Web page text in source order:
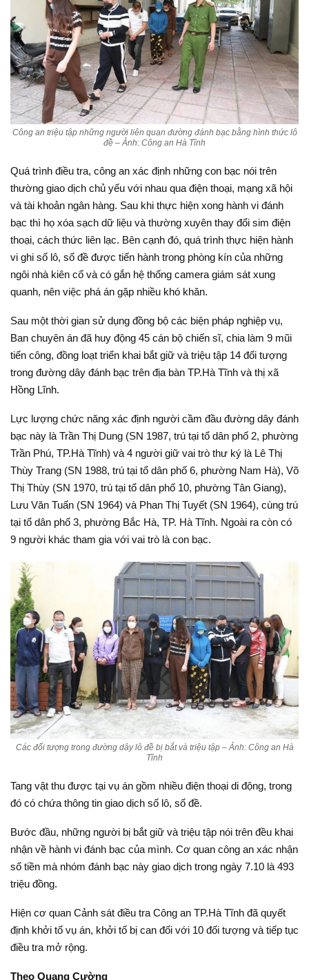
Công an triệu tập những người liên quan đường đánh bạc bằng hình thức lô
đề – Ảnh: Công an Hà Tĩnh
Quá trình điều tra, công an xác định những con bạc nói trên
thường giao dịch chủ yếu với nhau qua điện thoại, mạng xã hội
và tài khoản ngân hàng. Sau khi thực hiện xong hành vi đánh
bạc thì họ xóa sạch dữ liệu và thường xuyên thay đổi sim điện
thoại, cách thức liên lạc. Bên cạnh đó, quá trình thực hiện hành
vi ghi số lô, số đề được tiến hành trong phòng kín của những
ngôi nhà kiên cố và có gắn hệ thống camera giám sát xung
quanh, nên việc phá án gặp nhiều khó khăn.
Sau một thời gian sử dụng đồng bộ các biện pháp nghiệp vụ,
Ban chuyên án đã huy động 45 cán bộ chiến sĩ, chia làm 9 mũi
tiến công, đồng loạt triển khai bắt giữ và triệu tập 14 đối tượng
trong đường dây đánh bạc trên địa bàn TP.Hà Tĩnh và thị xã
Hồng Lĩnh.
Lực lượng chức năng xác định người cầm đầu đường dây đánh
bạc này là Trần Thị Dung (SN 1987, trú tại tổ dân phố 2, phường
Trần Phú, TP.Hà Tĩnh) và 4 người giữ vai trò thư ký là Lê Thị
Thùy Trang (SN 1988, trú tại tổ dân phố 6, phường Nam Hà), Võ
Thị Thùy (SN 1970, trú tại tổ dân phố 10, phường Tân Giang),
Lưu Văn Tuấn (SN 1964) và Phan Thị Tuyết (SN 1964), cùng trú
tại tổ dân phố 3, phường Bắc Hà, TP. Hà Tĩnh. Ngoài ra còn có
9 người khác tham gia với vai trò là con bạc.
Các đối tượng trong đường dây lô đề bị bắt và triệu tập – Ảnh: Công an Hà
Tĩnh
Tang vật thu được tại vụ án gồm nhiều điện thoại di động, trong
đó có chứa thông tin giao dịch số lô, số đề.
Bước đầu, những người bị bắt giữ và triệu tập nói trên đều khai
nhận về hành vi đánh bạc của mình. Cơ quan công an xác nhận
số tiền mà nhóm đánh bạc này giao dịch trong ngày 7.10 là 493
triệu đồng.
Hiện cơ quan Cảnh sát điều tra Công an TP.Hà Tĩnh đã quyết
định khởi tố vụ án, khởi tố bị can đối với 10 đối tượng và tiếp tục
điều tra mở rộng.
Theo Quang Cường